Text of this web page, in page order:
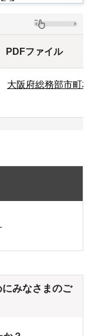
PDFファイル
大阪府総務部市町
みなさまのご